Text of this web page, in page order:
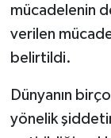
mücadelenin
verilen
belirtildi.
Dünyanın
yönelik